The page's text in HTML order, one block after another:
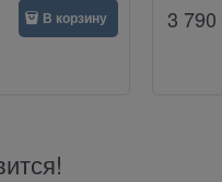
В корзину 3 790